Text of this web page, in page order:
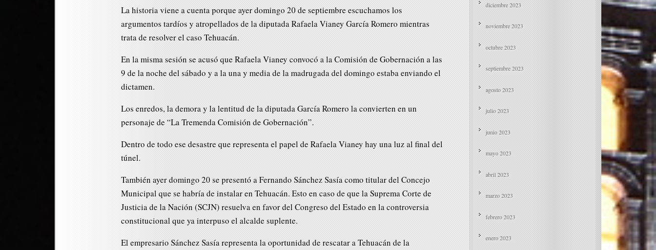
La historia viene a cuenta porque ayer domingo 20 de septiembre escuchamos los
argumentos tardíos y atropellados de la diputada Rafaela Vianey García Romero mientras
trata de resolver el caso Tehuacán.
En la misma sesión se acusó que Rafaela Vianey convocó a la Comisión de Gobernación a las
9 de la noche del sábado y a la una y media de la madrugada del domingo estaba enviando el
dictamen.
Los enredos, la demora y la lentitud de la diputada García Romero la convierten en un
personaje de “La Tremenda Comisión de Gobernación”.
Dentro de todo ese desastre que representa el papel de Rafaela Vianey hay una luz al final del
túnel.
También ayer domingo 20 se presentó a Fernando Sánchez Sasía como titular del Concejo
Municipal que se habría de instalar en Tehuacán. Esto en caso de que la Suprema Corte de
Justicia de la Nación (SCJN) resuelva en favor del Congreso del Estado en la controversia
constitucional que ya interpuso el alcalde suplente.
El empresario Sánchez Sasía representa la oportunidad de rescatar a Tehuacán de la
diciembre 2023
noviembre 2023
octubre 2023
septiembre 2023
agosto 2023
julio 2023
junio 2023
mayo 2023
abril 2023
marzo 2023
febrero 2023
enero 2023